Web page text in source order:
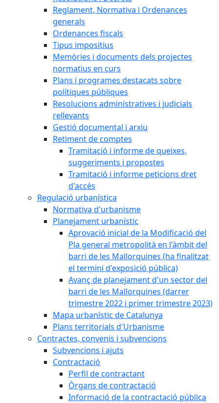
Reglament, Normativa i Ordenances
generals
Ordenances fiscals
Tipus impositius
Memòries i documents dels projectes
normatius en curs
Plans i programes destacats sobre
polítiques públiques
Resolucions administratives i judicials
rellevants
Gestió documental i arxiu
Retiment de comptes
Tramitació i informe de queixes,
suggeriments i propostes
Tramitació i informe peticions dret
d'accés
Regulació urbanística
Normativa d'urbanisme
Planejament urbanístic
Aprovació inicial de la Modificació del
Pla general metropolità en l'àmbit del
barri de les Mallorquines (ha finalitzat
el termini d'exposició pública)
Avanç de planejament d'un sector del
barri de les Mallorquines (darrer
trimestre 2022 i primer trimestre 2023)
Mapa urbanístic de Catalunya
Plans territorials d'Urbanisme
Contractes, convenis i subvencions
Subvencions i ajuts
Contractació
Perfil de contractant
Òrgans de contractació
Informació de la contractació pública